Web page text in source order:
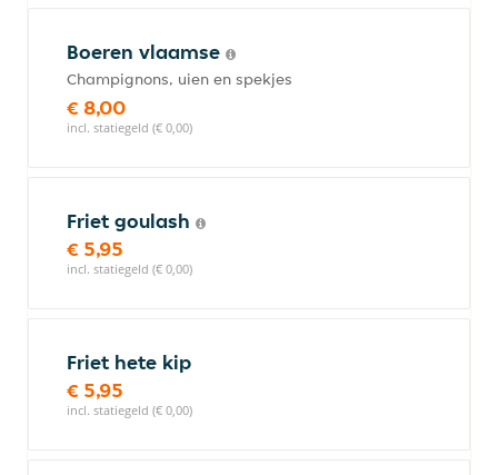
Boeren vlaamse
Champignons, uien en spekjes
€ 8,00
incl. statiegeld (€ 0,00)
Friet goulash
€ 5,95
incl. statiegeld (€ 0,00)
Friet hete kip
€ 5,95
incl. statiegeld (€ 0,00)